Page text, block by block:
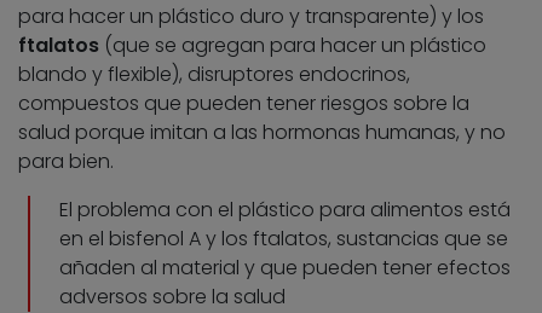
para hacer un plástico duro y transparente) y los
ftalatos (que se agregan para hacer un plástico
blando y flexible), disruptores endocrinos,
compuestos que pueden tener riesgos sobre la
salud porque imitan a las hormonas humanas, y no
para bien.
El problema con el plástico para alimentos está
en el bisfenol A y los ftalatos, sustancias que se
añaden al material y que pueden tener efectos
adversos sobre la salud